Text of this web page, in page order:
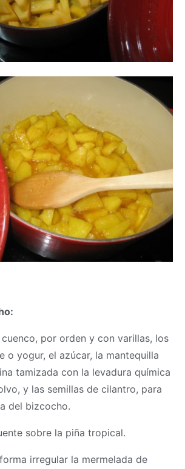
cuenco, por orden y con varillas, los
o yogur, el azúcar, la mantequilla
tamizada con la levadura química
y las semillas de cilantro, para
del bizcocho.
sobre la piña tropical.
irregular la mermelada de